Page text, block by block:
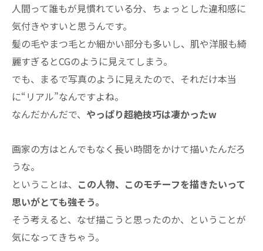
人間って誰もが見慣れている分、ちょっとした違和感に
気付きやすいと思うんです。
髪の毛やまつ毛とか細かい部分も多いし、肌や洋服も綺
麗すぎるとCGのように見えてしまう。
でも、まるで写真のように見えたので、それだけ本当
に“リアル”なんですよね。
なんだかんだで、 やっぱり超絶技巧は凄かったw
画家の方はとんでもなく長い時間をかけて描いたんだろ
うな。
ということは、 この人物、このモチーフを描きたいって
思いがとても強そう。
そう考えると、なぜ描こうと思ったのか、ということが
気になってきちゃう。